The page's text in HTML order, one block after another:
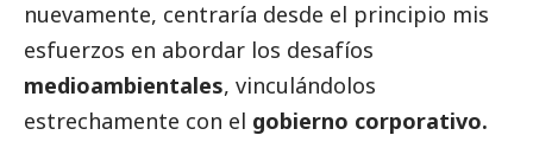
nuevamente, centraría desde el principio mis
esfuerzos en abordar los desafíos
medioambientales, vinculándolos
estrechamente con el gobierno corporativo.